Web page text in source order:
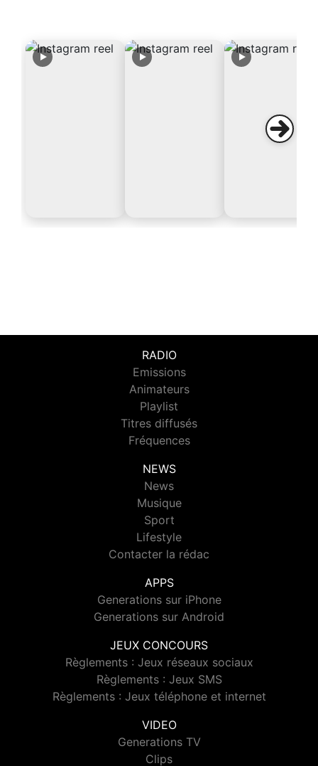
RADIO
Emissions
Animateurs
Playlist
Titres diffusés
Fréquences
NEWS
News
Musique
Sport
Lifestyle
Contacter la rédac
APPS
Generations sur iPhone
Generations sur Android
JEUX CONCOURS
Règlements : Jeux réseaux sociaux
Règlements : Jeux SMS
Règlements : Jeux téléphone et internet
VIDEO
Generations TV
Clips